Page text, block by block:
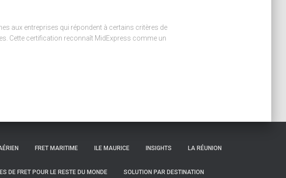
aux entreprises qui répondent à certains critères de
Cette certification reconnaît MidExpress comme un
FRET MARITIME ILE MAURICE INSIGHTS LA RÉUNION
DE FRET POUR LE RESTE DU MONDE SOLUTION PAR DESTINATION